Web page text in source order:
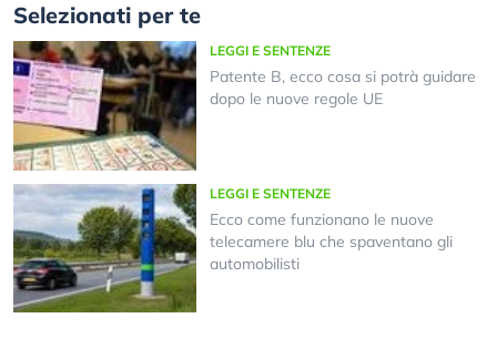
Selezionati per te
LEGGI E SENTENZE
Patente B, ecco cosa si potrà guidare
dopo le nuove regole UE
LEGGI E SENTENZE
Ecco come funzionano le nuove
telecamere blu che spaventano gli
automobilisti